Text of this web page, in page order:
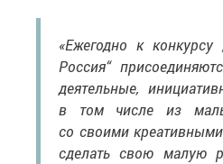
«Ежегодно к
Россия“
деятельные,
в том числе из
со своими
сделать свою малую